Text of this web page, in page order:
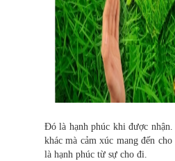
Đó là hạnh phúc khi được
khác mà cảm xúc mang đến
là hạnh phúc từ sự cho đi.